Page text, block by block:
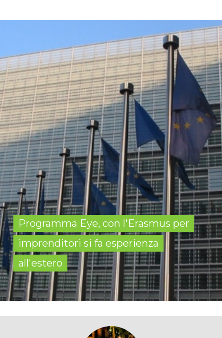
Programma Eye, con l'Erasmus per
imprenditori si fa esperienza
all'estero